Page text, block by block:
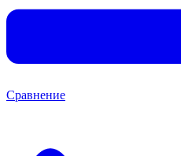
Сравнение